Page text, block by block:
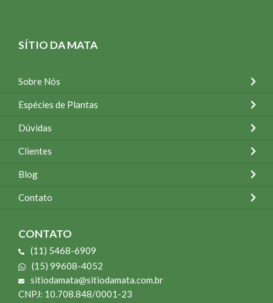
SÍTIO DA MATA
Sobre Nós
Espécies de Plantas
Dúvidas
Clientes
Blog
Contato
CONTATO
(11) 5468-6909
(15) 99608-4052
sitiodamata@sitiodamata.com.br
CNPJ: 10.708.848/0001-23